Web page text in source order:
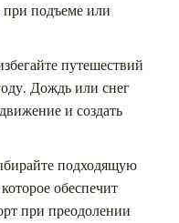
при подъеме или
путешествий
Дождь или снег
и создать
подходящую
обеспечит
при преодолении